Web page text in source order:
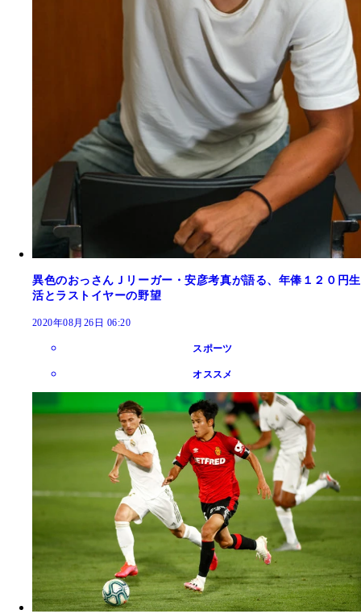
異色のおっさんＪリーガー・安彦考真が語る、年俸１２０円生
活とラストイヤーの野望
2020年08月26日 06:20
スポーツ
オススメ